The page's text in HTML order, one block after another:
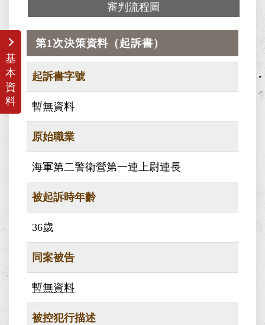
審判流程圖
基
本
資
料
第1次決策資料（起訴書）
起訴書字號
暫無資料
原始職業
海軍第二警衛營第一連上尉連長
被起訴時年齡
36歲
同案被告
暫無資料
被控犯行描述